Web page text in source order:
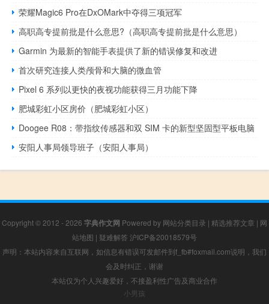
荣耀Magic6 Pro在DxOMark中夺得三项冠军
高职高专提前批是什么意思?（高职高专提前批是什么意思）
Garmin 为最新的智能手表提供了新的错误修复和改进
首次研究连接人类颅骨和大脑的微血管
Pixel 6 系列以更快的夜视功能获得三月功能下降
肥城彩虹小区房价（肥城彩虹小区）
Doogee R08：带指纹传感器和双 SIM 卡的新型坚固型平板电脑
安阳人事局领导班子（安阳人事局）
Copyright © 2012 - 2026 字典作文网 Powered by 网站分类目录 | 精选推荐文章 | 网
站地图 | 疑难解答 沪ICP备20018579号
声明：本站内容来自互联网，如信息有错误可发邮件到f_fb#foxmail.com说明，我们
会及时纠正，谢谢
本站仅为个人兴趣爱好，不接盈利性广告及商业合作
小男孩